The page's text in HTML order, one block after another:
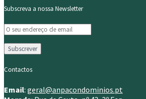
Subscreva a nossa Newsletter
Contactos
Email: geral@anpacondominios.pt